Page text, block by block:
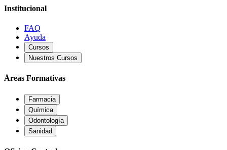
Institucional
FAQ
Ayuda
Cursos
Nuestros Cursos
Áreas Formativas
Farmacia
Química
Odontología
Sanidad